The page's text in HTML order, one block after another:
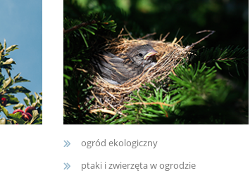
ogród ekologiczny
ptaki i zwierzęta w ogrodzie